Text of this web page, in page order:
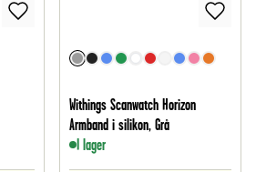
Withings Scanwatch Horizon
Armband i silikon, Grå
I lager